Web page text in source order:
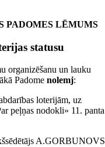
PADOMES LĒMUMS
statusu
organizēšanu un lauku
Padome nolemj:
loterijām, uz
peļņas nodokli» 11. panta
A.GORBUNOVS